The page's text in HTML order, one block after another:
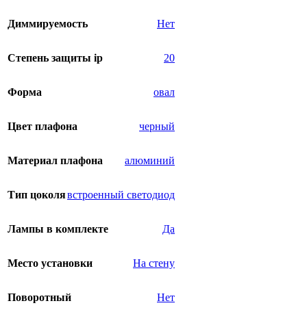
Диммируемость Нет
Степень защиты ip 20
Форма овал
Цвет плафона черный
Материал плафона алюминий
Тип цоколявстроенный светодиод
Лампы в комплекте Да
Место установки На стену
Поворотный Нет